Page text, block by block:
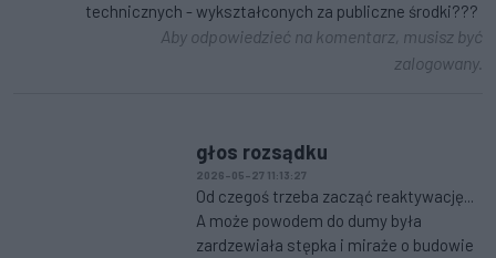
technicznych - wykształconych za publiczne środki???
Aby odpowiedzieć na komentarz, musisz być
zalogowany.
głos rozsądku
2026-05-27 11:13:27
Od czegoś trzeba zacząć reaktywację...
A może powodem do dumy była
zardzewiała stępka i miraże o budowie